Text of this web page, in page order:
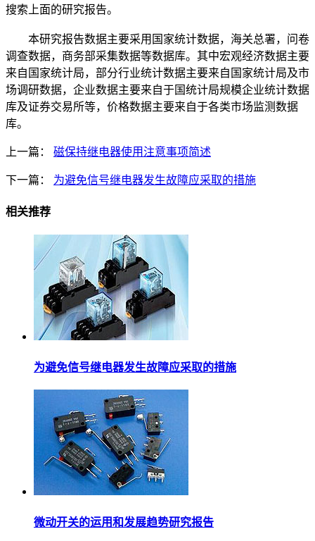
搜索上面的研究报告。
本研究报告数据主要采用国家统计数据，海关总署，问卷
调查数据，商务部采集数据等数据库。其中宏观经济数据主要
来自国家统计局，部分行业统计数据主要来自国家统计局及市
场调研数据，企业数据主要来自于国统计局规模企业统计数据
库及证券交易所等，价格数据主要来自于各类市场监测数据
库。
上一篇： 磁保持继电器使用注意事项简述
下一篇： 为避免信号继电器发生故障应采取的措施
相关推荐
为避免信号继电器发生故障应采取的措施
微动开关的运用和发展趋势研究报告